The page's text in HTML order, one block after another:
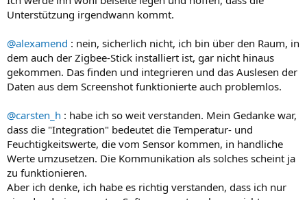
Unterstützung irgendwann kommt.
@alexamend : nein, sicherlich nicht, ich bin über den Raum, in
dem auch der Zigbee-Stick installiert ist, gar nicht hinaus
gekommen. Das finden und integrieren und das Auslesen der
Daten aus dem Screenshot funktionierte auch problemlos.
@carsten_h : habe ich so weit verstanden. Mein Gedanke war,
dass die "Integration" bedeutet die Temperatur- und
Feuchtigkeitswerte, die vom Sensor kommen, in handliche
Werte umzusetzen. Die Kommunikation als solches scheint ja
zu funktionieren.
Aber ich denke, ich habe es richtig verstanden, dass ich nur